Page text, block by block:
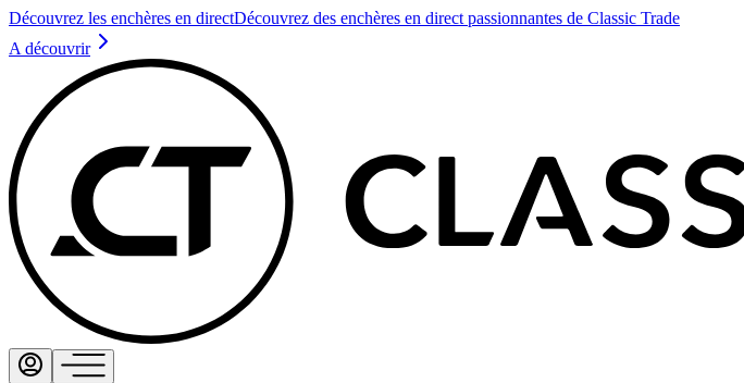
Découvrez les enchères en directDécouvrez des enchères en direct passionnantes de Classic Trade
A découvrir